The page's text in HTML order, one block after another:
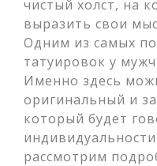
чистый холст, на
выразить свои
Одним из самых
татуировок у
Именно здесь
оригинальный и
который будет
рассмотрим